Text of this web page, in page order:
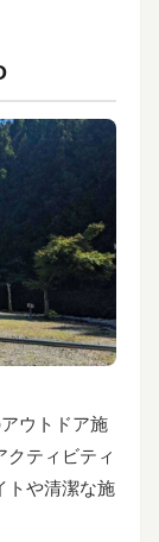
ウトドア施
クティビティ
トや清潔な施